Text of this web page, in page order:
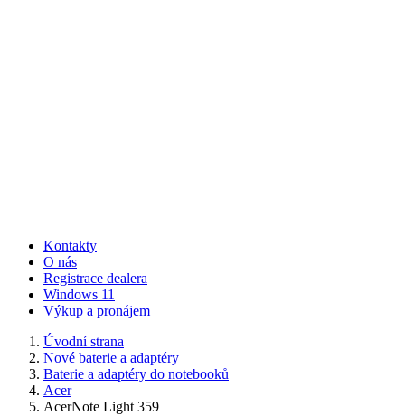
Kontakty
O nás
Registrace dealera
Windows 11
Výkup a pronájem
Úvodní strana
Nové baterie a adaptéry
Baterie a adaptéry do notebooků
Acer
AcerNote Light 359